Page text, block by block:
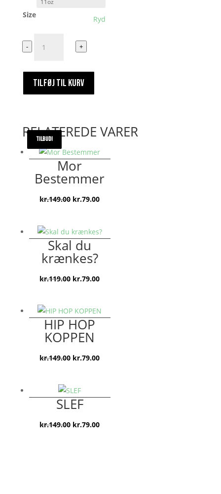
Size Ryd
Fuck
dig
- +
TILFØJ TIL KURV
RELATEREDE VARER
TILBUD!
Mor
Bestemmer
kr.149.00 Den
var:
kr.149.00.
kr.79.00Den
er:
TILBUD!
Skal du
krænkes?
kr.119.00 Den
var:
kr.119.00.
kr.79.00Den
er:
TILBUD!
HIP HOP
KOPPEN
kr.149.00 Den
var:
kr.149.00.
kr.79.00Den
er:
TILBUD!
SLEF
kr.149.00 Den
kr.79.00Den